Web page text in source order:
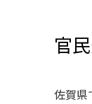
官
佐賀県